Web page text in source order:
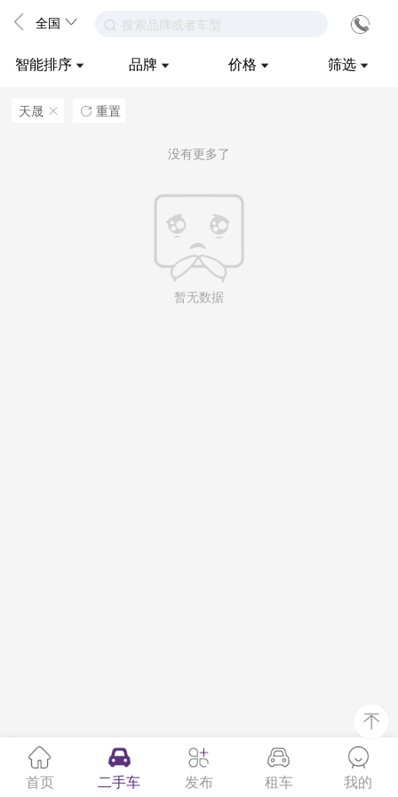
全国 搜索品牌或者车型
智能排序 品牌 价格 筛选
天晟 ဆ  重置
没有更多了
首页 二手车 发布 租车 我的